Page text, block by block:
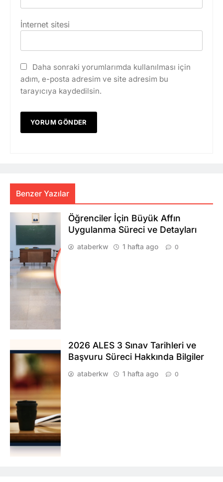
İnternet sitesi
Daha sonraki yorumlarımda kullanılması için
adım, e-posta adresim ve site adresim bu
tarayıcıya kaydedilsin.
Benzer Yazılar
Öğrenciler İçin Büyük Affın
Uygulanma Süreci ve Detayları
ataberkw 1 hafta ago 0
2026 ALES 3 Sınav Tarihleri ve
Başvuru Süreci Hakkında Bilgiler
ataberkw 1 hafta ago 0